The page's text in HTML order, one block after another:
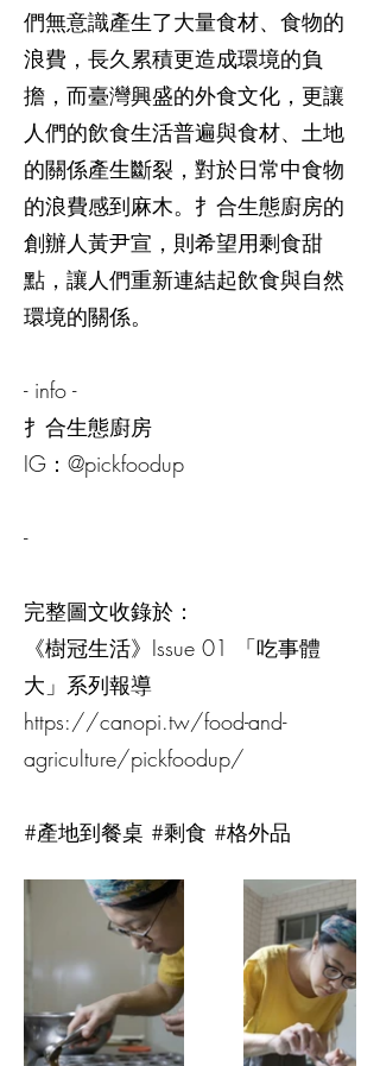
們無意識產生了大量食材、食物的
浪費，長久累積更造成環境的負
擔，而臺灣興盛的外食文化，更讓
人們的飲食生活普遍與食材、土地
的關係產生斷裂，對於日常中食物
的浪費感到麻木。扌合生態廚房的
創辦人黃尹宣，則希望用剩食甜
點，讓人們重新連結起飲食與自然
環境的關係。
- info -
扌合生態廚房
IG：@pickfoodup
-
完整圖文收錄於：
《樹冠生活》Issue 01 「吃事體
大」系列報導
https://canopi.tw/food-and-
agriculture/pickfoodup/
#產地到餐桌 #剩食 #格外品